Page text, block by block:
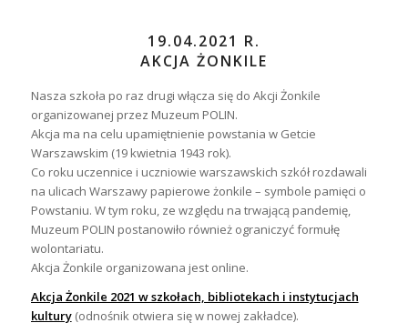
19.04.2021 R.
AKCJA ŻONKILE
Nasza szkoła po raz drugi włącza się do Akcji Żonkile
organizowanej przez Muzeum POLIN.
Akcja ma na celu upamiętnienie powstania w Getcie
Warszawskim (19 kwietnia 1943 rok).
Co roku uczennice i uczniowie warszawskich szkół rozdawali
na ulicach Warszawy papierowe żonkile – symbole pamięci o
Powstaniu. W tym roku, ze względu na trwającą pandemię,
Muzeum POLIN postanowiło również ograniczyć formułę
wolontariatu.
Akcja Żonkile organizowana jest online.
Akcja Żonkile 2021 w szkołach, bibliotekach i instytucjach
kultury(odnośnik otwiera się w nowej zakładce).